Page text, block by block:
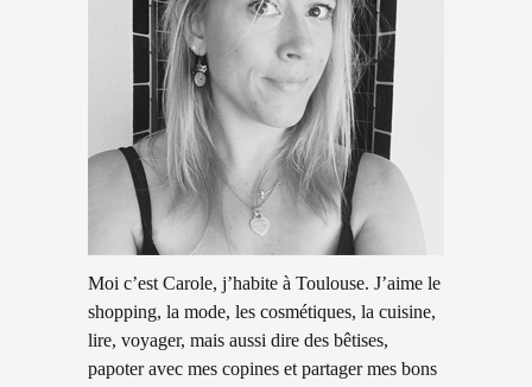
Moi c’est Carole, j’habite à Toulouse. J’aime le
shopping, la mode, les cosmétiques, la cuisine,
lire, voyager, mais aussi dire des bêtises,
papoter avec mes copines et partager mes bons